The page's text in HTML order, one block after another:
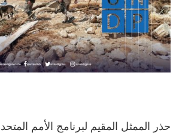
حذر الممثل المقيم لبرنامج الأمم